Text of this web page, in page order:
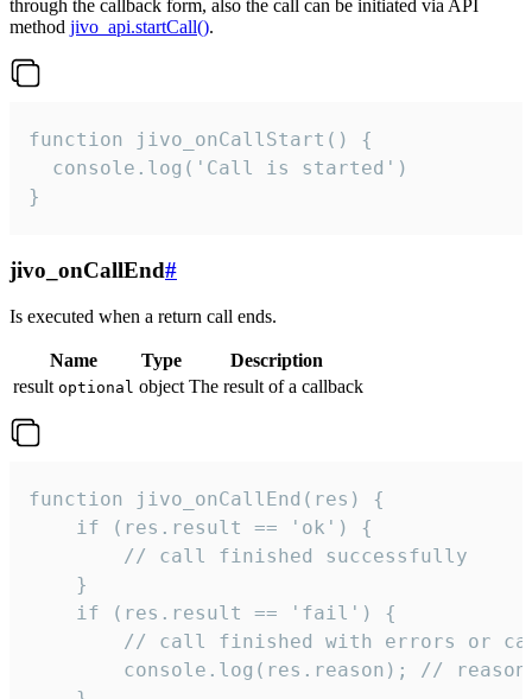
through the callback form, also the call can be initiated via API
method jivo_api.startCall().
function jivo_onCallStart() {
  console.log('Call is started')
}
jivo_onCallEnd#
Is executed when a return call ends.
Name Type
Description
result optional object The result of a callback
function jivo_onCallEnd(res) {
    if (res.result == 'ok') {
        // call finished successfully
    }
    if (res.result == 'fail') {
// call finished with errors or
console.log(res.reason); //